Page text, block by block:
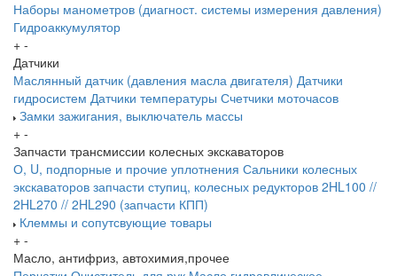
Наборы манометров (диагност. системы измерения давления)
Гидроаккумулятор
+ -
Датчики
Маслянный датчик (давления масла двигателя) Датчики
гидросистем Датчики температуры Счетчики моточасов
Замки зажигания, выключатель массы
+ -
Запчасти трансмиссии колесных экскаваторов
О, U, подпорные и прочие уплотнения Сальники колесных
экскаваторов запчасти ступиц, колесных редукторов 2HL100 //
2HL270 // 2HL290 (запчасти КПП)
Клеммы и сопутсвующие товары
+ -
Масло, антифриз, автохимия,прочее